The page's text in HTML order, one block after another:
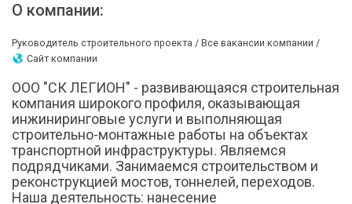
О компании:
Руководитель строительного проекта / Все вакансии компании /
Сайт компании
ООО "СК ЛЕГИОН" - развивающаяся строительная
компания широкого профиля, оказывающая
инжиниринговые услуги и выполняющая
строительно-монтажные работы на объектах
транспортной инфраструктуры. Являемся
подрядчиками. Занимаемся строительством и
реконструкцией мостов, тоннелей, переходов.
Наша деятельность: нанесение